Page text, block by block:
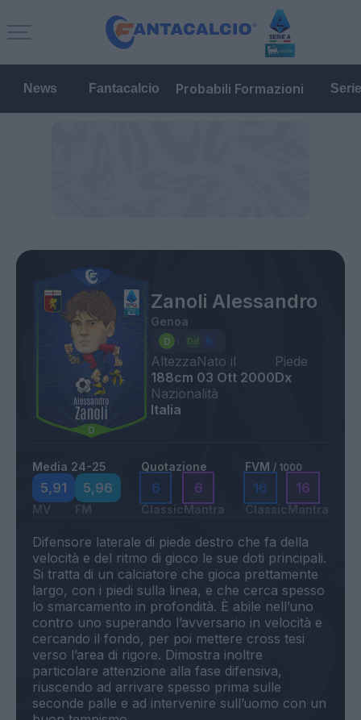
News Fantacalcio Probabili Formazioni
Zanoli Alessandro
Genoa
Altezza
188cm
Nato il
03 Ott 2000
Piede
Dx
Nazionalità
Italia
Media 24-25
5,91
MV
5,96
FM
Quotazione
6
Classic
6
Mantra
FVM / 1000
16
Classic
16
Mantra
Difensore laterale di piede destro che fa della
velocità e del ritmo di gioco le sue doti principali.
Si tratta di un calciatore che gioca prettamente
largo, con i piedi sulla linea, e che cerca spesso
lo smarcamento in profondità. È abile nell’uno
contro uno superando l’avversario in velocità e
cercando il fondo, per poi mettere cross tesi
verso l’area di rigore. Dimostra inoltre
particolare attenzione alla fase difensiva,
riuscendo ad arrivare spesso prima sulle
seconde palle e ad intervenire sull’uomo con un